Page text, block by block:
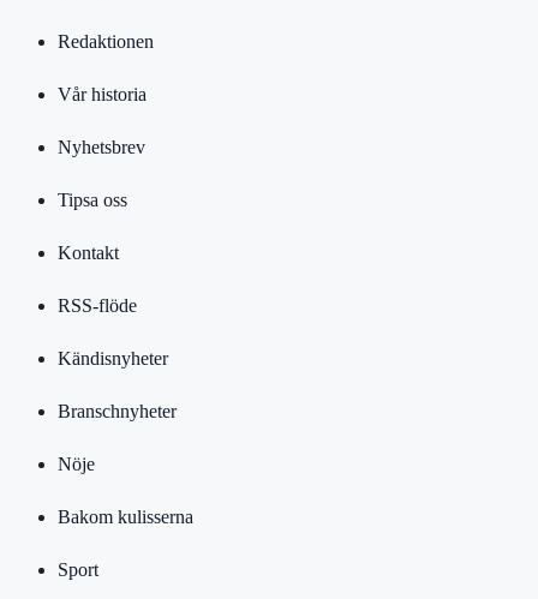
Redaktionen
Vår historia
Nyhetsbrev
Tipsa oss
Kontakt
RSS-flöde
Kändisnyheter
Branschnyheter
Nöje
Bakom kulisserna
Sport